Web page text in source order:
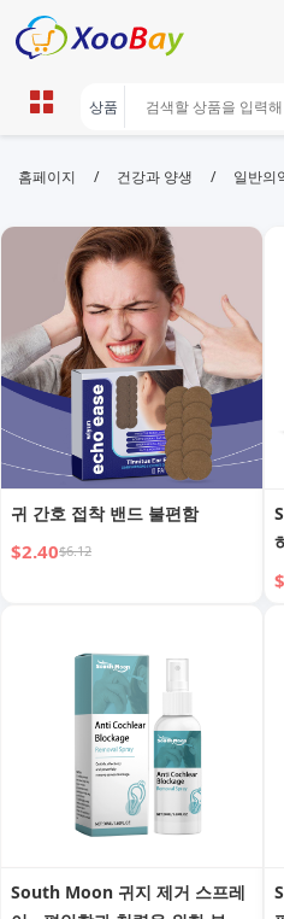
일반의약품 |
일반의약품,OTC,구매가이드,
wholesale 일반의약품,
일반의약품의 정의와 선택 팁, 안전
니다.
홈페이지 / 건강과 양생 / 일반의
귀 간호 접착 밴드 불편함
$2.40$6.12
South Moon 귀지 제거 스프레